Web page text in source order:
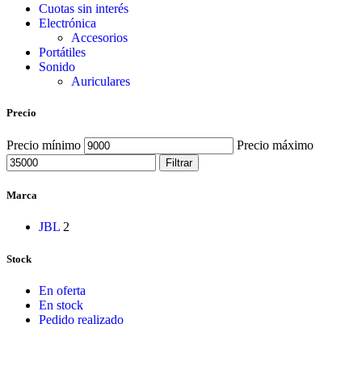
Cuotas sin interés
Electrónica
Accesorios
Portátiles
Sonido
Auriculares
Precio
Precio mínimo Precio máximo
Filtrar
Marca
JBL 2
Stock
En oferta
En stock
Pedido realizado